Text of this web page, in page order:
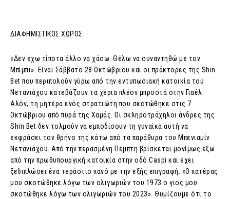
ΔΙΑΦΗΜΙΣΤΙΚΟΣ ΧΩΡΟΣ
«Δεν έχω τίποτα άλλο να χάσω. Θέλω να συναντηθώ με τον
Μπίμπι». Είναι Σάββατο 28 Οκτώβριου και οι πράκτορες της Shin
Bet που περιπολούν γύρω από την εντυπωσιακή κατοικία του
Νετανιάχου κατεβάζουν τα χέρια πλέον μπροστά στην Γιαέλ
Αλόν, τη μητέρα ενός στρατιώτη που σκοτώθηκε στις 7
Οκτώβριου από πυρά της Χαμάς. Οι σκληροτράχηλοι άνδρες της
Shin Bet δεν τολμούν να εμποδίσουν τη γυναίκα αυτή να
εκφράσει τον θρήνο της κάτω από τα παράθυρα του Μπενιαμίν
Νετανιάχου. Από την περασμένη Πέμπτη βρίσκεται μονίμως έξω
από την πρωθυπουργική κατοικία στην οδό Caspi και έχει
ξεδιπλώσει ένα τεράστιο πανό με την εξής επιγραφή: «Ο πατέρας
μου σκοτώθηκε λόγω των ολιγωριών του 1973 ο γιος μου
σκοτώθηκε λόγω των ολιγωριών του 2023». Θυμίζουμε ότι το